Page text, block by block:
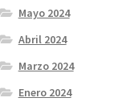
Mayo 2024
Abril 2024
Marzo 2024
Enero 2024